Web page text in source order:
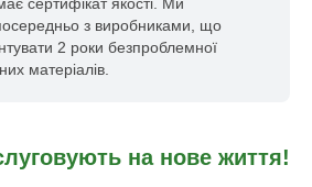
з виробниками, що
2 роки безпроблемної
матеріалів.
на нове життя!